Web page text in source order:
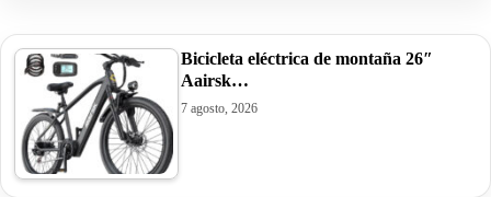
Bicicleta eléctrica de montaña 26″
Aairsk…
7 agosto, 2026